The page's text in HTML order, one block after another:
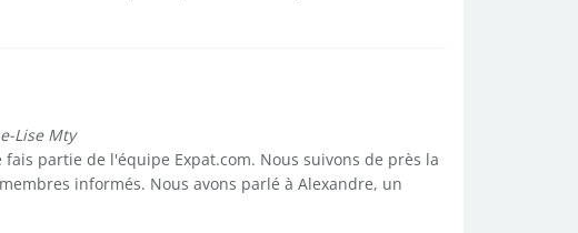
Lise Mty
fais partie de l'équipe Expat.com. Nous suivons de près la
informés. Nous avons parlé à Alexandre, un